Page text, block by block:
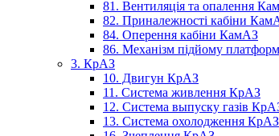
81. Вентиляція та опалення
82. Приналежності кабіни
84. Оперення кабіни КамАЗ
86. Механізм підйому
3. КрАЗ
10. Двигун КрАЗ
11. Система живлення КрАЗ
12. Система выпуску газів
13. Система охолодження КрАЗ